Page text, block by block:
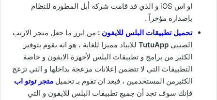
او اس iOS و الذي قد قامت شركة أبل المطورة للنظام
بإصداره مؤخراً .
تحميل تطبيقات البلس للايفون : من ابرز ما جعل متجر الارنب
الصيني
للايباد مميزا للغاية ، هو انه يقوم بتوفير
الكثير من برامج و تطبيقات البلس لأجهزة الايفون و خاصة
التطبيقات التي لا تتضمن إعلانات مزعجة بداخلها و التي تزعج
الكثيرمن المستخدمين ، فبعد ان تقوم بـ تحميل متجر توتو اب
فإنك سوف تجد أن جميع تطبيقات البلس للايفون و التي